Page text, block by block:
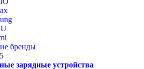
бренды